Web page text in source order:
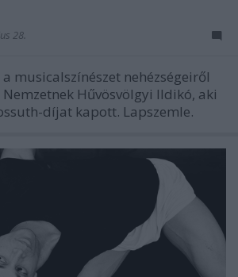
28.
musicalszínészet nehézségeiről
Hűvösvölgyi Ildikó, aki
díjat kapott. Lapszemle.